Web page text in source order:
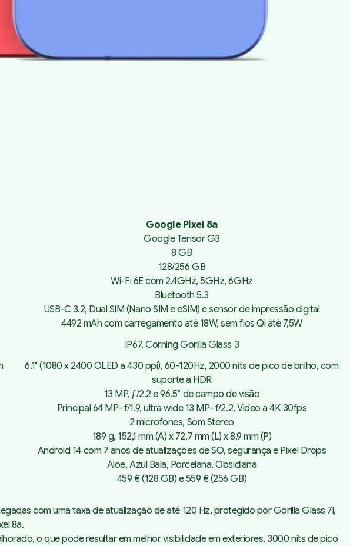
Google Pixel 8a
Google Tensor G3
8 GB
128/256 GB
Wi-Fi 6E com 2.4GHz, 5GHz, 6GHz
Bluetooth 5.3
USB-C 3.2, Dual SIM (Nano SIM e eSIM) e sensor de impressão digital
4492 mAh com carregamento até 18W, sem fios Qi até 7,5W
IP67, Corning Gorilla Glass 3
6.1" (1080 x 2400 OLED a 430 ppi), 60-120Hz, 2000 nits de pico de brilho, com
suporte a HDR
13 MP, ƒ/2.2 e 96.5° de campo de visão
Principal 64 MP- f/1.9, ultra wide 13 MP- f/2.2, Video a 4K 30fps
2 microfones, Som Stereo
189 g, 152,1 mm (A) x 72,7 mm (L) x 8,9 mm (P)
Android 14 com 7 anos de atualizações de SO, segurança e Pixel Drops
Aloe, Azul Baía, Porcelana, Obsidiana
459 € (128 GB) e 559 € (256 GB)
com uma taxa de atualização de até 120 Hz, protegido por Gorilla Glass 7i,
8a.
o que pode resultar em melhor visibilidade em exteriores. 3000 nits de pico